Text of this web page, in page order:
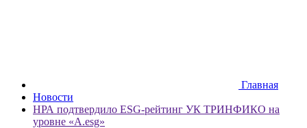
Главная
Новости
НРА подтвердило ESG-рейтинг УК ТРИНФИКО на
уровне «A.esg»